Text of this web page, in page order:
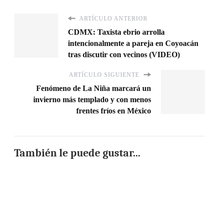
ARTÍCULO ANTERIOR
CDMX: Taxista ebrio arrolla
intencionalmente a pareja en Coyoacán
tras discutir con vecinos (VIDEO)
ARTÍCULO SIGUIENTE
Fenómeno de La Niña marcará un
invierno más templado y con menos
frentes fríos en México
También le puede gustar...